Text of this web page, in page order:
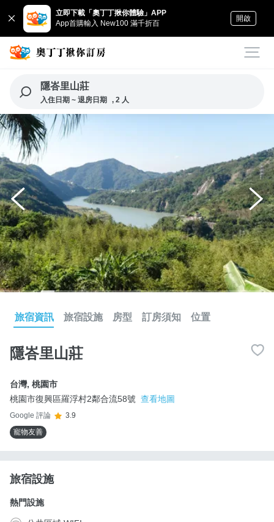
立即下載「奧丁丁揪你體驗」APP
App首購輸入 New100 滿千折百
開啟
隱峇里山莊
入住日期 ~ 退房日期 , 2 人
旅宿資訊 旅宿設施 房型 訂房須知 位置
隱峇里山莊
台灣, 桃園市
桃園市復興區羅浮村2鄰合流58號 查看地圖
Google 評論
3.9
寵物友善
旅宿設施
熱門設施